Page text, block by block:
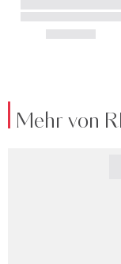
Mehr von